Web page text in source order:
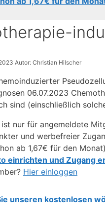
Autor: Christian Hilscher
06.07.2023
sind (einschließlich
nur für angemeldete
und werbefreier
ab 1,67€ für den
einrichten und Zugang
Hier einloggen
unseren kostenlosen